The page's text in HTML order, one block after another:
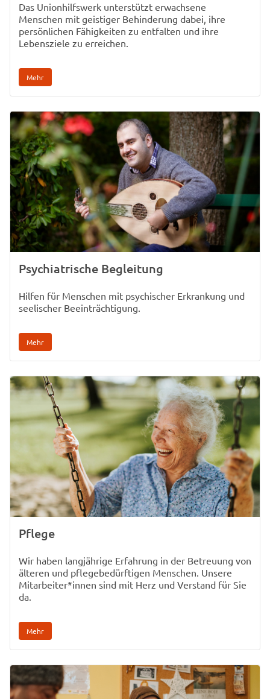
Das Unionhilfswerk unterstützt erwachsene
Menschen mit geistiger Behinderung dabei, ihre
persönlichen Fähigkeiten zu entfalten und ihre
Lebensziele zu erreichen.
Mehr
Psychiatrische Begleitung
Hilfen für Menschen mit psychischer Erkrankung und
seelischer Beeinträchtigung.
Mehr
Pflege
Wir haben langjährige Erfahrung in der Betreuung von
älteren und pflegebedürftigen Menschen. Unsere
Mitarbeiter*innen sind mit Herz und Verstand für Sie
da.
Mehr